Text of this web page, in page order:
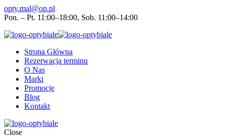
opty.mal@op.pl
Pon. – Pt. 11:00–18:00, Sob. 11:00–14:00
Strona Główna
Rezerwacja terminu
O Nas
Marki
Promocje
Blog
Kontakt
Close